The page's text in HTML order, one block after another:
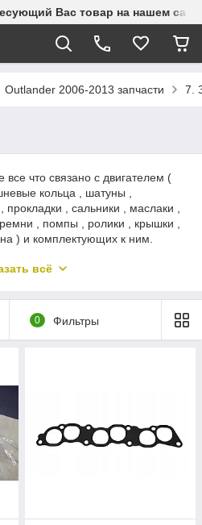
Вас товар на нашем
Outlander 2006-2013 запчасти 7.
что связано с двигателем (
кольца , шатуны ,
, сальники , маслаки ,
, помпы , ролики , крышки ,
) и комплектующих к ним.
Вам в самое ближайшее время
всё
0 Фильтры